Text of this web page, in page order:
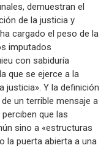
demuestran el
de la justicia y
cargado el peso de la
imputados
con sabiduría
que se ejerce a la
justicia». Y la definición
un terrible mensaje a
que las
sino a «estructuras
la puerta abierta a una